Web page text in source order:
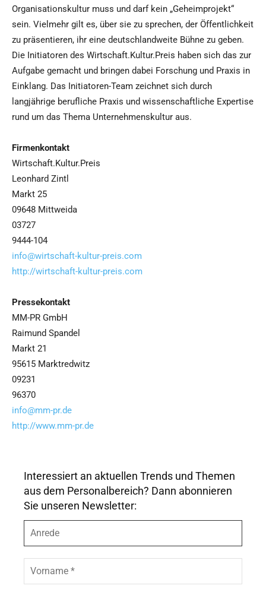
Organisationskultur muss und darf kein „Geheimprojekt“
sein. Vielmehr gilt es, über sie zu sprechen, der Öffentlichkeit
zu präsentieren, ihr eine deutschlandweite Bühne zu geben.
Die Initiatoren des Wirtschaft.Kultur.Preis haben sich das zur
Aufgabe gemacht und bringen dabei Forschung und Praxis in
Einklang. Das Initiatoren-Team zeichnet sich durch
langjährige berufliche Praxis und wissenschaftliche Expertise
rund um das Thema Unternehmenskultur aus.
Firmenkontakt
Wirtschaft.Kultur.Preis
Leonhard Zintl
Markt 25
09648 Mittweida
03727
9444-104
info@wirtschaft-kultur-preis.com
http://wirtschaft-kultur-preis.com
Pressekontakt
MM-PR GmbH
Raimund Spandel
Markt 21
95615 Marktredwitz
09231
96370
info@mm-pr.de
http://www.mm-pr.de
Interessiert an aktuellen Trends und Themen
aus dem Personalbereich? Dann abonnieren
Sie unseren Newsletter:
r
e
e
r